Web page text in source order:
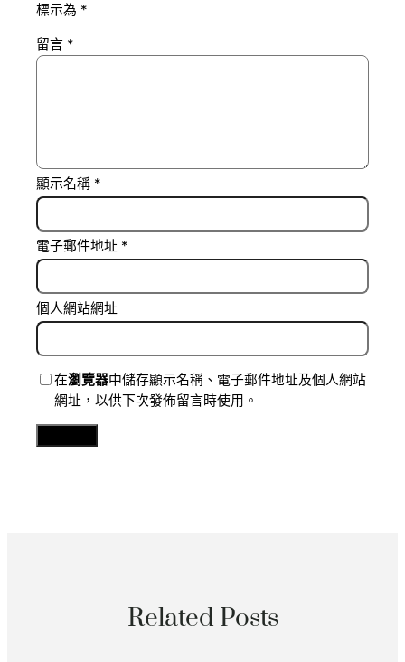
標示為 *
留言 *
顯示名稱 *
電子郵件地址 *
個人網站網址
在瀏覽器中儲存顯示名稱、電子郵件地址及個人網站
網址，以供下次發佈留言時使用。
Related Posts